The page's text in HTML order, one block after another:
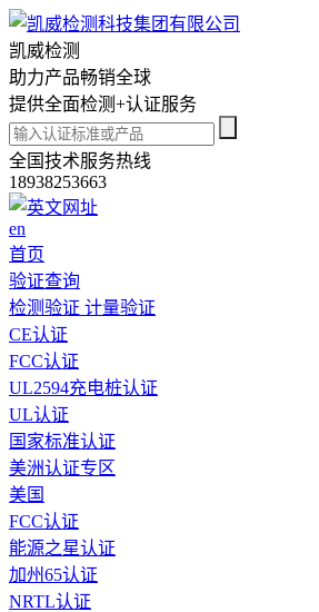
凯威检测
助力产品畅销全球
提供全面检测+认证服务
全国技术服务热线
18938253663
en
首页
验证查询
检测验证 计量验证
CE认证
FCC认证
UL2594充电桩认证
UL认证
国家标准认证
美洲认证专区
美国
FCC认证
能源之星认证
加州65认证
NRTL认证